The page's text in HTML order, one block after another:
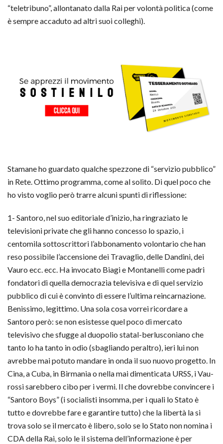
“teletribuno”, allontanato dalla Rai per volontà politica (come
è sempre accaduto ad altri suoi colleghi).
Stamane ho guardato qualche spezzone di “servizio pubblico”
in Rete. Ottimo programma, come al solito. Di quel poco che
ho visto voglio però trarre alcuni spunti di riflessione:
1- Santoro, nel suo editoriale d’inizio, ha ringraziato le
televisioni private che gli hanno concesso lo spazio, i
centomila sottoscrittori l’abbonamento volontario che han
reso possibile l’accensione dei Travaglio, delle Dandini, dei
Vauro ecc. ecc. Ha invocato Biagi e Montanelli come padri
fondatori di quella democrazia televisiva e di quel servizio
pubblico di cui è convinto di essere l’ultima reincarnazione.
Benissimo, legittimo. Una sola cosa vorrei ricordare a
Santoro però: se non esistesse quel poco di mercato
televisivo che sfugge al duopolio statal-berlusconiano che
tanto lo ha tanto in odio (sbagliando peraltro), ieri lui non
avrebbe mai potuto mandare in onda il suo nuovo progetto. In
Cina, a Cuba, in Birmania o nella mai dimenticata URSS, i Vau-
rossi sarebbero cibo per i vermi. Il che dovrebbe convincere i
“Santoro Boys” (i socialisti insomma, per i quali lo Stato è
tutto e dovrebbe fare e garantire tutto) che la libertà la si
trova solo se il mercato è libero, solo se lo Stato non nomina i
CDA della Rai, solo le il sistema dell’informazione è per